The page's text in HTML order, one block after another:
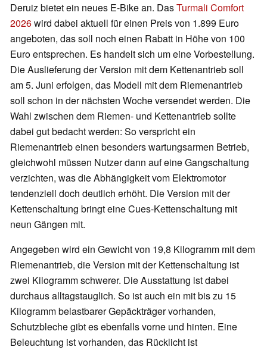
Deruiz bietet ein neues E-Bike an. DasTurmali Comfort
2026wird dabei aktuell für einen Preis von 1.899 Euro
angeboten, das soll noch einen Rabatt in Höhe von 100
Euro entsprechen. Es handelt sich um eine Vorbestellung.
Die Auslieferung der Version mit dem Kettenantrieb soll
am 5. Juni erfolgen, das Modell mit dem Riemenantrieb
soll schon in der nächsten Woche versendet werden. Die
Wahl zwischen dem Riemen- und Kettenantrieb sollte
dabei gut bedacht werden: So verspricht ein
Riemenantrieb einen besonders wartungsarmen Betrieb,
gleichwohl müssen Nutzer dann auf eine Gangschaltung
verzichten, was die Abhängigkeit vom Elektromotor
tendenziell doch deutlich erhöht. Die Version mit der
Kettenschaltung bringt eine Cues-Kettenschaltung mit
neun Gängen mit.
Angegeben wird ein Gewicht von 19,8 Kilogramm mit dem
Riemenantrieb, die Version mit der Kettenschaltung ist
zwei Kilogramm schwerer. Die Ausstattung ist dabei
durchaus alltagstauglich. So ist auch ein mit bis zu 15
Kilogramm belastbarer Gepäckträger vorhanden,
Schutzbleche gibt es ebenfalls vorne und hinten. Eine
Beleuchtung ist vorhanden, das Rücklicht ist